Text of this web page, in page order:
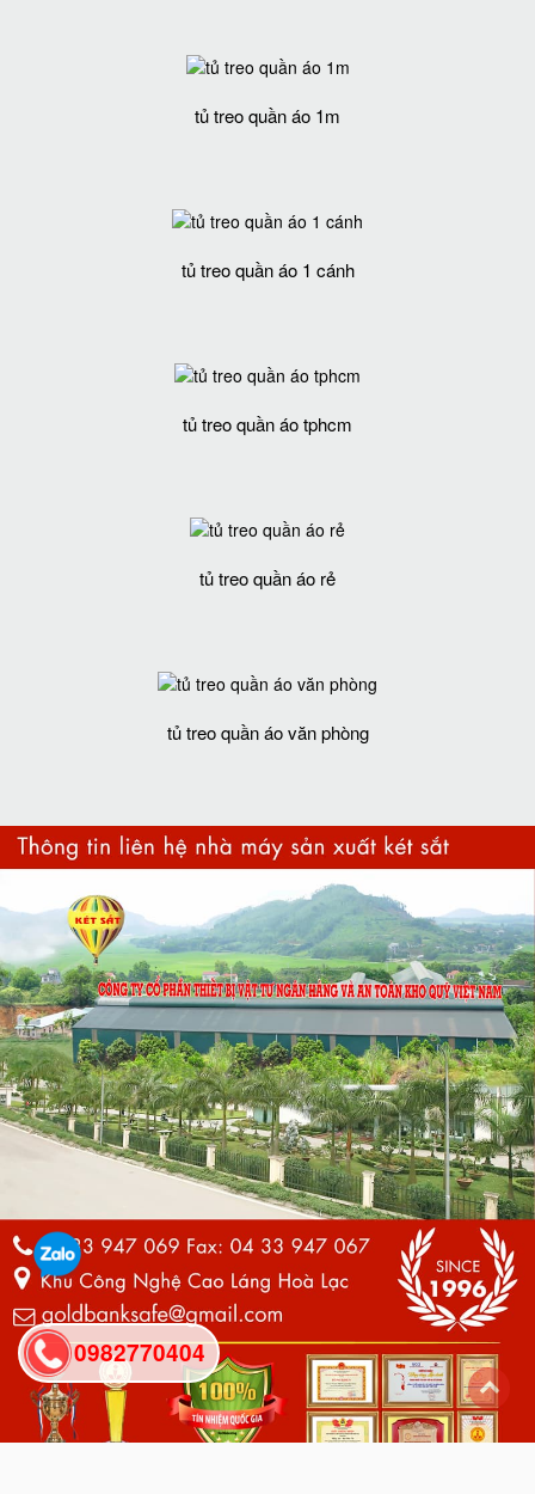
tủ treo quần áo 1m
tủ treo quần áo 1 cánh
tủ treo quần áo tphcm
tủ treo quần áo rẻ
tủ treo quần áo văn phòng
0982770404
back